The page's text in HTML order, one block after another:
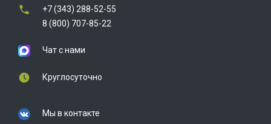
+7 (343) 288-52-55
8 (800) 707-85-22
Чат с нами
Круглосуточно
Мы в контакте